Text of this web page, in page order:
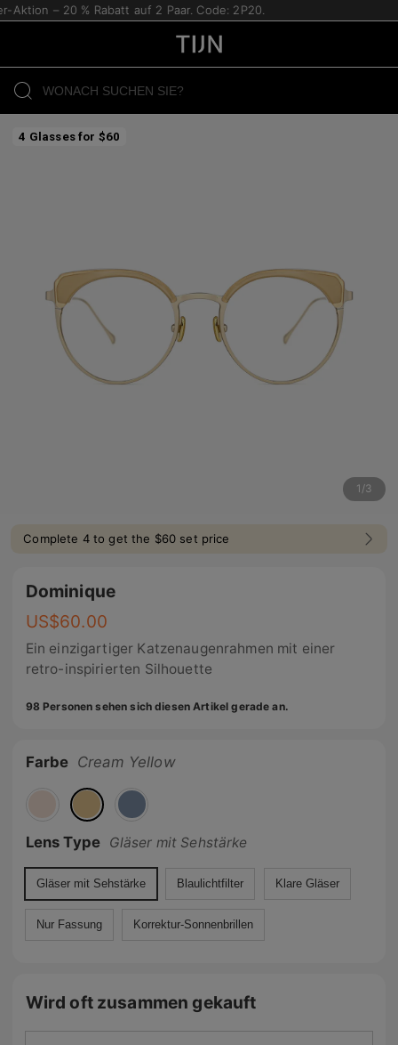
Aktion – 20 % Rabatt auf 2 Paar. Code: 2P20.
4 Glasses for $60
1 /3
Complete 4 to get the $60 set price
Dominique
US$60.00
Ein einzigartiger Katzenaugenrahmen mit einer
retro-inspirierten Silhouette
98 Personen sehen sich diesen Artikel gerade an.
Farbe Cream Yellow
Lens Type Gläser mit Sehstärke
Gläser mit Sehstärke Blaulichtfilter Klare Gläser
Nur Fassung Korrektur-Sonnenbrillen
Wird oft zusammen gekauft